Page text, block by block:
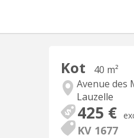
Kot
40 m²
Avenue des
Lauzelle
425 €
KV 1677